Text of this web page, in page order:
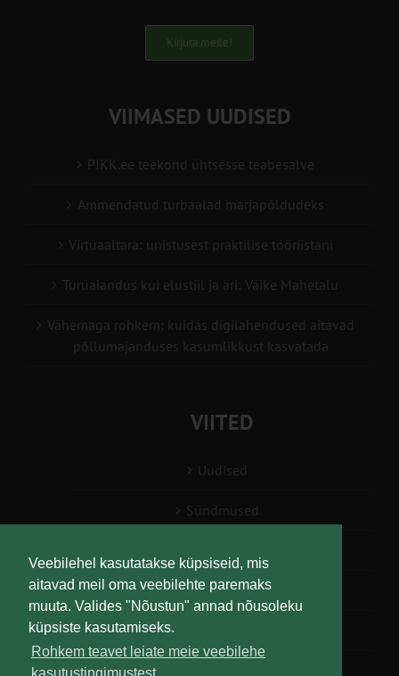
Veebilehel kasutatakse küpsiseid, mis
aitavad meil oma veebilehte paremaks
muuta. Valides "Nõustun" annad nõusoleku
küpsiste kasutamiseks.
Rohkem teavet leiate meie veebilehe
Kirjuta meile!
VIIMASED UUDISED
PIKK.ee teekond ühtsesse teabesalve
Ammendatud turbaalad marjapõldudeks
Virtuaaltara: unistusest praktilise tööriistani
Turuaiandus kui elustiil ja äri: Väike Mahetalu
Vähemaga rohkem: kuidas digilahendused aitavad
põllumajanduses kasumlikkust kasvatada
VIITED
Uudised
Sündmused
Teabesalv
Liitu uudiskirjaga